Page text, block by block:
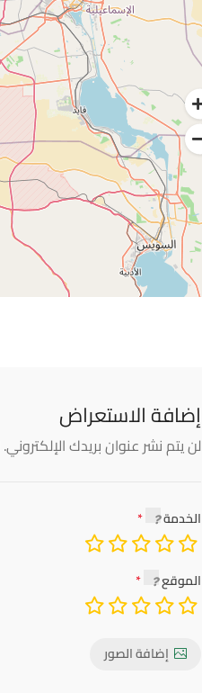
إضافة الاستعراض
لن يتم نشر عنوان بريدك الإلكتروني.
الخدمة
الموقع
إضافة الصور